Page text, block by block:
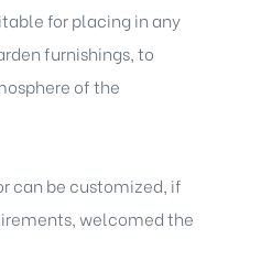
for placing in any
furnishings, to
of the
can be customized, if
welcomed the